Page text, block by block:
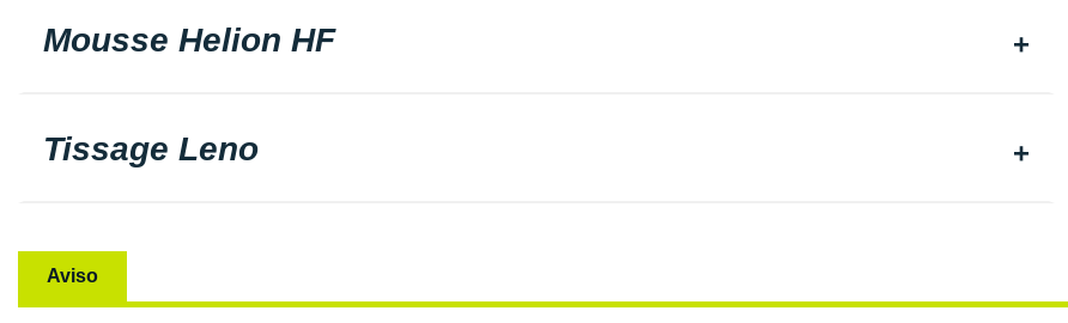
Mousse Helion HF
Tissage Leno
Aviso